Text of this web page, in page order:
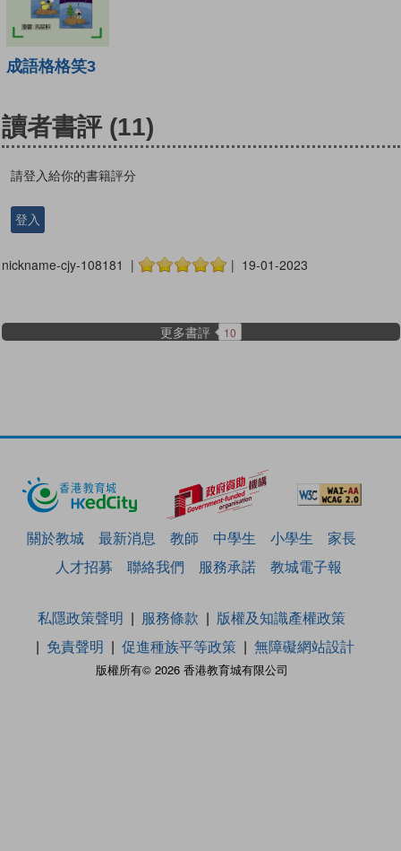
成語格格笑3
讀者書評 (11)
請登入給你的書籍評分
登入
nickname-cjy-108181 | | 19-01-2023
更多書評 10
關於教城 最新消息 教師 中學生 小學生
家長
人才招募
聯絡我們 服務承諾 教城電子報
版權所有© 2026 香港教育城有限公司
私隱政策聲明 服務條款
版權及知識產權政策
免責聲明
促進種族平等政策 無障礙網站設計